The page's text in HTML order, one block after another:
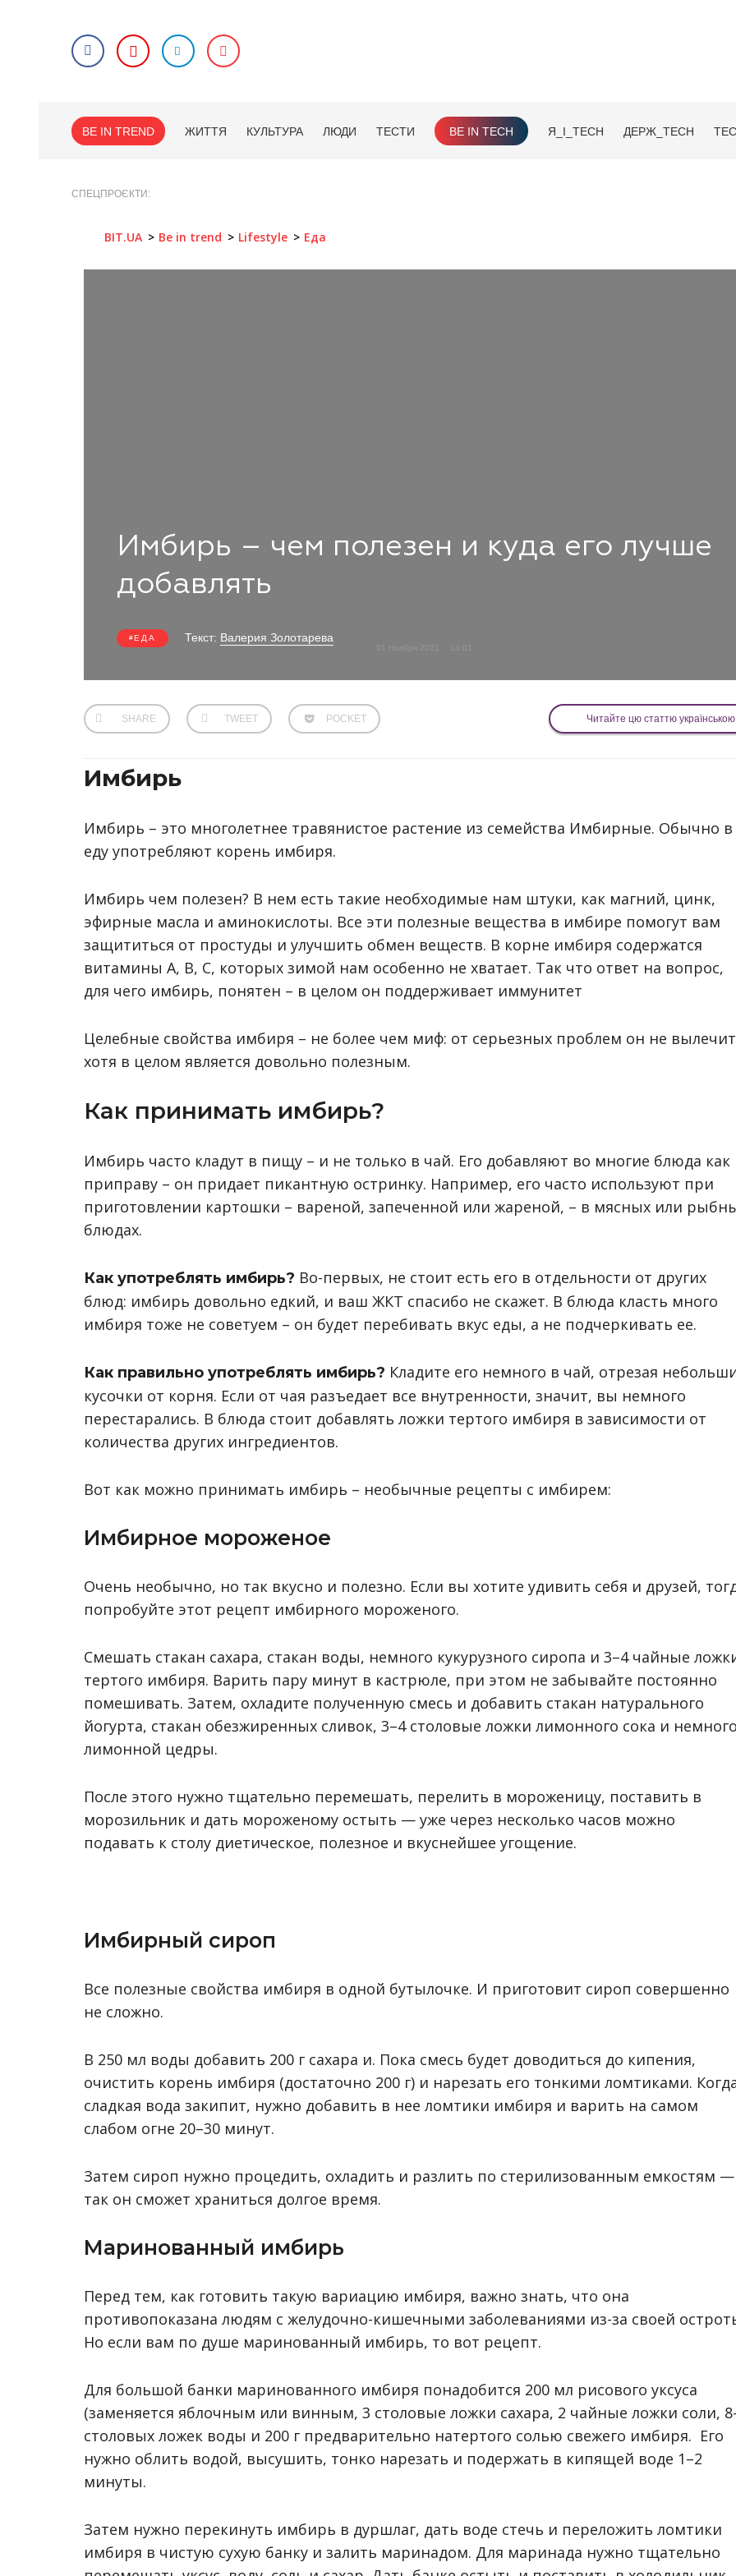
BE IN TREND ЖИТТЯ КУЛЬТУРА ЛЮДИ ТЕСТИ BE IN TECH Я_І_TECH ДЕРЖ_TECH
СПЕЦПРОЄКТИ
BIT.UA Be in trend Lifestyle Еда
Имбирь – чем полезен и куда его лучше
добавлять
ЕДА Текст: Валерия Золотарева
01 Ноября 2021
SHARE TWEET POCKET Читайте цю статтю українською
Имбирь
Имбирь – это многолетнее травянистое растение из семейства Имбирные. Обычно в
еду употребляют корень имбиря.
Имбирь чем полезен? В нем есть такие необходимые нам штуки, как магний, цинк,
эфирные масла и аминокислоты. Все эти полезные вещества в имбире помогут вам
защититься от простуды и улучшить обмен веществ. В корне имбиря содержатся
витамины А, В, С, которых зимой нам особенно не хватает. Так что ответ на вопрос,
для чего имбирь, понятен – в целом он поддерживает иммунитет
Целебные свойства имбиря – не более чем миф: от серьезных проблем он не
хотя в целом является довольно полезным.
Как принимать имбирь?
Имбирь часто кладут в пищу – и не только в чай. Его добавляют во многие блюда как
приправу – он придает пикантную остринку. Например, его часто используют при
приготовлении картошки – вареной, запеченной или жареной, – в мясных или
блюдах.
Как употреблять имбирь? Во-первых, не стоит есть его в отдельности от других
блюд: имбирь довольно едкий, и ваш ЖКТ спасибо не скажет. В блюда класть много
имбиря тоже не советуем – он будет перебивать вкус еды, а не подчеркивать ее.
Как правильно употреблять имбирь? Кладите его немного в чай, отрезая
кусочки от корня. Если от чая разъедает все внутренности, значит, вы немного
перестарались. В блюда стоит добавлять ложки тертого имбиря в зависимости от
количества других ингредиентов.
Вот как можно принимать имбирь – необычные рецепты с имбирем:
Имбирное мороженое
Очень необычно, но так вкусно и полезно. Если вы хотите удивить себя и друзей,
попробуйте этот рецепт имбирного мороженого.
Смешать стакан сахара, стакан воды, немного кукурузного сиропа и 3–4 чайные
тертого имбиря. Варить пару минут в кастрюле, при этом не забывайте постоянно
помешивать. Затем, охладите полученную смесь и добавить стакан натурального
йогурта, стакан обезжиренных сливок, 3–4 столовые ложки лимонного сока и немного
лимонной цедры.
После этого нужно тщательно перемешать, перелить в мороженицу, поставить в
морозильник и дать мороженому остыть — уже через несколько часов можно
подавать к столу диетическое, полезное и вкуснейшее угощение.
Имбирный сироп
Все полезные свойства имбиря в одной бутылочке. И приготовит сироп совершенно
не сложно.
В 250 мл воды добавить 200 г сахара и. Пока смесь будет доводиться до кипения,
очистить корень имбиря (достаточно 200 г) и нарезать его тонкими ломтиками.
сладкая вода закипит, нужно добавить в нее ломтики имбиря и варить на самом
слабом огне 20–30 минут.
Затем сироп нужно процедить, охладить и разлить по стерилизованным емкостям —
так он сможет храниться долгое время.
Маринованный имбирь
Перед тем, как готовить такую вариацию имбиря, важно знать, что она
противопоказана людям с желудочно-кишечными заболеваниями из-за своей
Но если вам по душе маринованный имбирь, то вот рецепт.
Для большой банки маринованного имбиря понадобится 200 мл рисового уксуса
(заменяется яблочным или винным, 3 столовые ложки сахара, 2 чайные ложки соли,
столовых ложек воды и 200 г предварительно натертого солью свежего имбиря. Его
нужно облить водой, высушить, тонко нарезать и подержать в кипящей воде 1–2
минуты.
Затем нужно перекинуть имбирь в дуршлаг, дать воде стечь и переложить ломтики
имбиря в чистую сухую банку и залить маринадом. Для маринада нужно тщательно